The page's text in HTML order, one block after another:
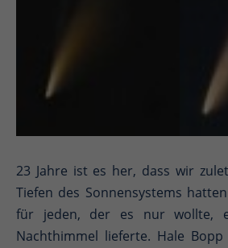
23 Jahre ist es her, dass wir
Tiefen des Sonnensystems
für jeden, der es nur wollte,
Nachthimmel lieferte. Hale